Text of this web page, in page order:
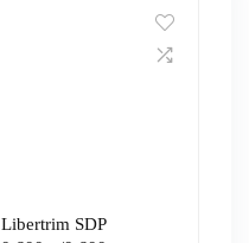
Libertrim SDP